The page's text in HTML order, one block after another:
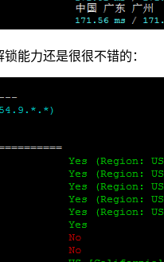
能力还是很很不错的：